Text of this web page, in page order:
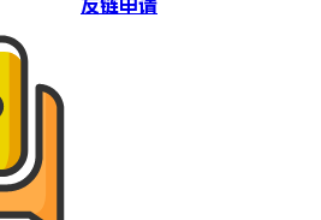
友链申请